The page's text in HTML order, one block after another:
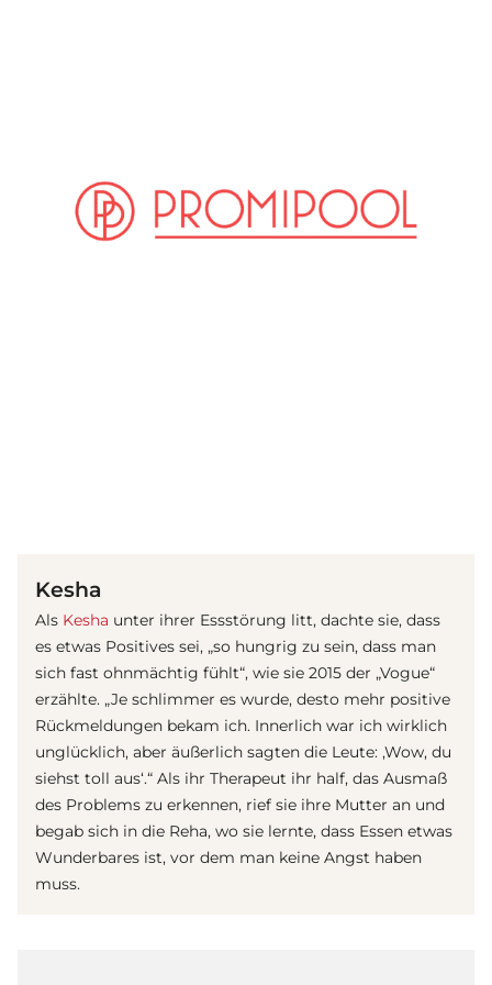
Kesha
Als Kesha unter ihrer Essstörung litt, dachte sie, dass
es etwas Positives sei, „so hungrig zu sein, dass man
sich fast ohnmächtig fühlt“, wie sie 2015 der „Vogue“
erzählte. „Je schlimmer es wurde, desto mehr positive
Rückmeldungen bekam ich. Innerlich war ich wirklich
unglücklich, aber äußerlich sagten die Leute: ‚Wow, du
siehst toll aus‘.“ Als ihr Therapeut ihr half, das Ausmaß
des Problems zu erkennen, rief sie ihre Mutter an und
begab sich in die Reha, wo sie lernte, dass Essen etwas
Wunderbares ist, vor dem man keine Angst haben
muss.